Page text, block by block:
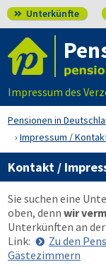
 Unterkünfte
Impressum des
Pensionen in
Impressum /
Kontakt /
Sie suchen eine
oben, denn wir
Unterkünften an
Link:
Zu den
Gästezimmern